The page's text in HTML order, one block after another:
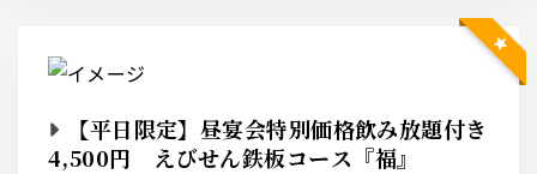
【平日限定】昼宴会特別価格飲み放題付き
4,500円 えびせん鉄板コース『福』